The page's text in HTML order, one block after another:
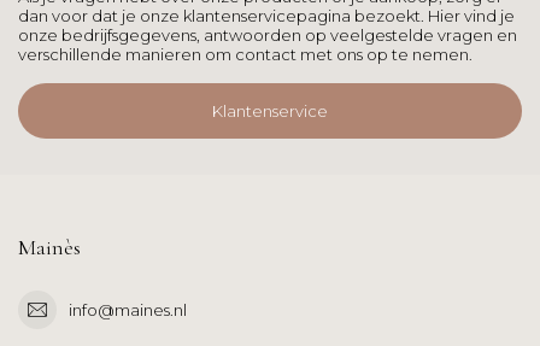
dan voor dat je onze klantenservicepagina bezoekt. Hier vind je
onze bedrijfsgegevens, antwoorden op veelgestelde vragen en
verschillende manieren om contact met ons op te nemen.
Klantenservice
Mainès
info@maines.nl